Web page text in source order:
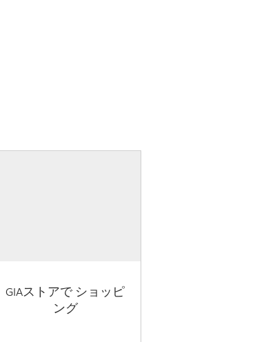
GIAストアで ショッピ
ング